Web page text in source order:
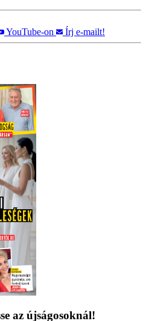
YouTube-on Írj e-mailt!
az újságosoknál!